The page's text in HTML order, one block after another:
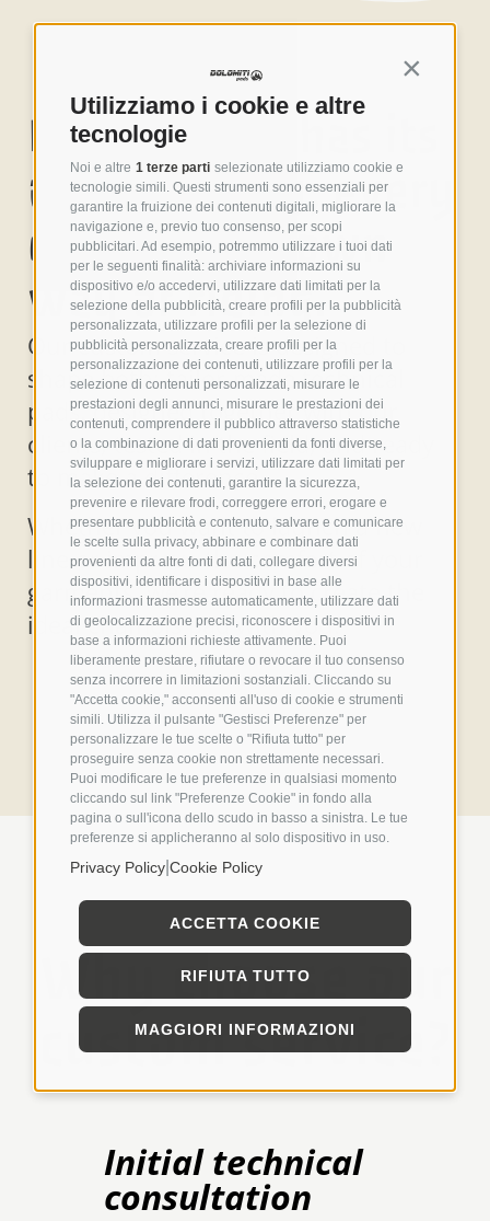
Continua
Utilizziamo i cookie e altre
tecnologie
Noi e altre 1 terze parti selezionate utilizziamo cookie e
tecnologie simili. Questi strumenti sono essenziali per
garantire la fruizione dei contenuti digitali, migliorare la
navigazione e, previo tuo consenso, per scopi
pubblicitari. Ad esempio, potremmo utilizzare i tuoi dati
per le seguenti finalità: archiviare informazioni su
dispositivo e/o accedervi, utilizzare dati limitati per la
selezione della pubblicità, creare profili per la pubblicità
personalizzata, utilizzare profili per la selezione di
pubblicità personalizzata, creare profili per la
personalizzazione dei contenuti, utilizzare profili per la
selezione di contenuti personalizzati, misurare le
prestazioni degli annunci, misurare le prestazioni dei
contenuti, comprendere il pubblico attraverso statistiche
o la combinazione di dati provenienti da fonti diverse,
sviluppare e migliorare i servizi, utilizzare dati limitati per
la selezione dei contenuti, garantire la sicurezza,
prevenire e rilevare frodi, correggere errori, erogare e
presentare pubblicità e contenuto, salvare e comunicare
le scelte sulla privacy, abbinare e combinare dati
provenienti da altre fonti di dati, collegare diversi
dispositivi, identificare i dispositivi in base alle
informazioni trasmesse automaticamente, utilizzare dati
di geolocalizzazione precisi, riconoscere i dispositivi in
base a informazioni richieste attivamente. Puoi
liberamente prestare, rifiutare o revocare il tuo consenso
senza incorrere in limitazioni sostanziali. Cliccando su
"Accetta cookie," acconsenti all'uso di cookie e strumenti
simili. Utilizza il pulsante "Gestisci Preferenze" per
personalizzare le tue scelte o "Rifiuta tutto" per
proseguire senza cookie non strettamente necessari.
Puoi modificare le tue preferenze in qualsiasi momento
cliccando sul link "Preferenze Cookie" in fondo alla
pagina o sull'icona dello scudo in basso a sinistra. Le tue
preferenze si applicheranno al solo dispositivo in uso.
Privacy Policy Cookie Policy
ACCETTA COOKIE
RIFIUTA TUTTO
MAGGIORI INFORMAZIONI
Every brand has its
own identity, every
cyclist their own
way of riding.
Our custom service is designed to
shape both: tailor-made technical
pads, designed together with our
clients, tested in the field, and ready
to make a difference.
Whether you want to launch a new
line or improve the comfort of your
garments, we’re ready to create the
ideal chamois pad with you.
Why choose our
custom service?
Initial technical
consultation